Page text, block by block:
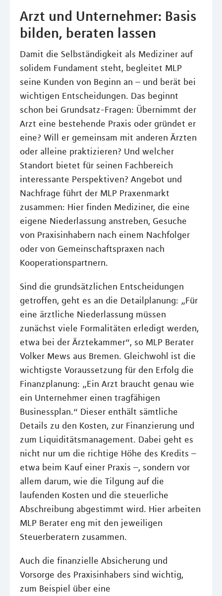
Arzt und Unternehmer: Basis
bilden, beraten lassen
Damit die Selbständigkeit als Mediziner auf
solidem Fundament steht, begleitet MLP
seine Kunden von Beginn an – und berät bei
wichtigen Entscheidungen. Das beginnt
schon bei Grundsatz-Fragen: Übernimmt der
Arzt eine bestehende Praxis oder gründet er
eine? Will er gemeinsam mit anderen Ärzten
oder alleine praktizieren? Und welcher
Standort bietet für seinen Fachbereich
interessante Perspektiven? Angebot und
Nachfrage führt der MLP Praxenmarkt
zusammen: Hier finden Mediziner, die eine
eigene Niederlassung anstreben, Gesuche
von Praxisinhabern nach einem Nachfolger
oder von Gemeinschaftspraxen nach
Kooperationspartnern.
Sind die grundsätzlichen Entscheidungen
getroffen, geht es an die Detailplanung: „Für
eine ärztliche Niederlassung müssen
zunächst viele Formalitäten erledigt werden,
etwa bei der Ärztekammer“, so MLP Berater
Volker Mews aus Bremen. Gleichwohl ist die
wichtigste Voraussetzung für den Erfolg die
Finanzplanung: „Ein Arzt braucht genau wie
ein Unternehmer einen tragfähigen
Businessplan.“ Dieser enthält sämtliche
Details zu den Kosten, zur Finanzierung und
zum Liquiditätsmanagement. Dabei geht es
nicht nur um die richtige Höhe des Kredits –
etwa beim Kauf einer Praxis –, sondern vor
allem darum, wie die Tilgung auf die
laufenden Kosten und die steuerliche
Abschreibung abgestimmt wird. Hier arbeiten
MLP Berater eng mit den jeweiligen
Steuerberatern zusammen.
Auch die finanzielle Absicherung und
Vorsorge des Praxisinhabers sind wichtig,
zum Beispiel über eine